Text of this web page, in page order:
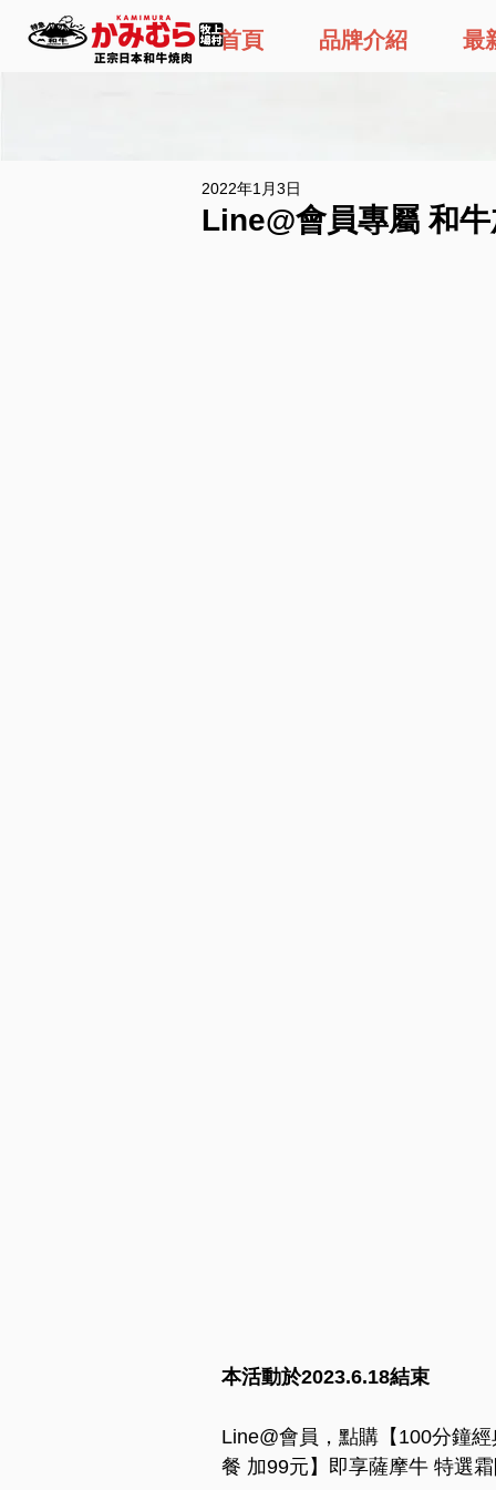
首頁 品牌介紹 最
Line@會員專屬 和
2022年1月3日
本活動於2023.6.18結束
Line@會員，點購【100分鐘
餐 加99元】即享薩摩牛 特選